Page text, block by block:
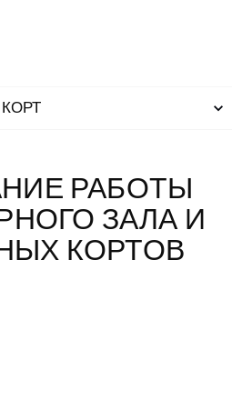
РАБОТЫ
ЗАЛА И
КОРТОВ